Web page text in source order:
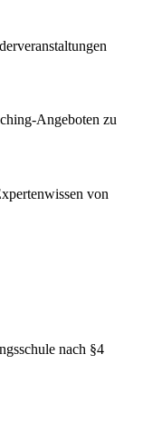
Angeboten zu
von
nach §4